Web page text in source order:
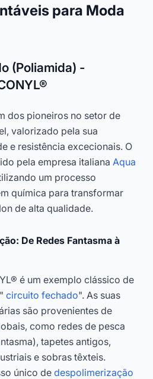
para Moda
(Poliamida) -
dos pioneiros no setor de
valorizado pela sua
e resistência excecionais. O
pela empresa italiana Aqua
um processo
química para transformar
de alta qualidade.
De Redes Fantasma à
é um exemplo clássico de
circuito fechado". As suas
são provenientes de
como redes de pesca
tapetes antigos,
e sobras têxteis.
único dedespolimerização